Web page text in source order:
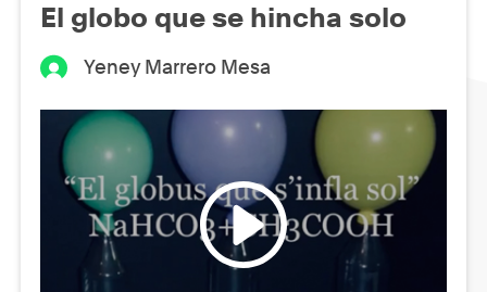
El globo que se hincha solo
Yeney Marrero Mesa